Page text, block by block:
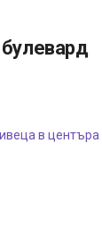
в центъра